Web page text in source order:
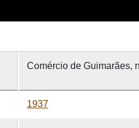
Comércio de Guimarães,
1937